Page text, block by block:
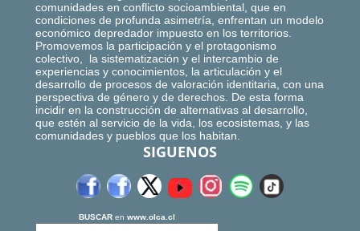
comunidades en conflicto socioambiental, que en
condiciones de profunda asimetría, enfrentan un modelo
económico depredador impuesto en los territorios.
Promovemos la participación y el protagonismo
colectivo, la sistematización y el intercambio de
experiencias y conocimientos, la articulación y el
desarrollo de procesos de valoración identitaria, con una
perspectiva de género y de derechos. De esta forma
incidir en la construcción de alternativas al desarrollo,
que estén al servicio de la vida, los ecosistemas, y las
comunidades y pueblos que los habitan.
SIGUENOS
BUSCAR en www.olca.cl